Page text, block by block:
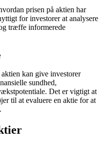
prisen på aktien har
for investorer at analysere
træffe informerede
kan give investorer
sundhed,
Det er vigtigt at
til at evaluere en aktie for at